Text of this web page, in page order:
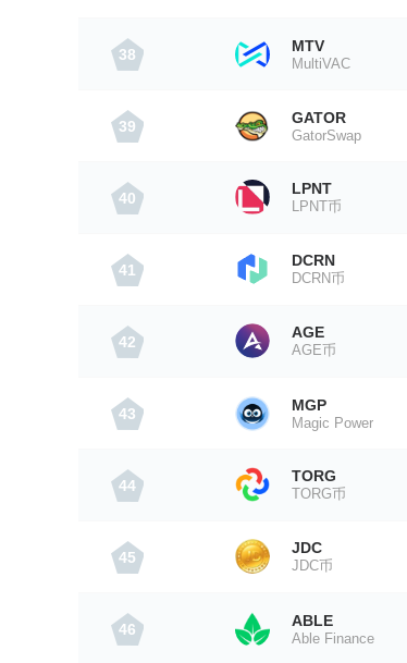
38 MTV
MultiVAC
39 GATOR
GatorSwap
40
LPNT
LPNT币
41
DCRN
DCRN币
42
AGE
AGE币
43 MGP
Magic Power
44
TORG
TORG币
45
JDC
JDC币
46 ABLE
Able Finance